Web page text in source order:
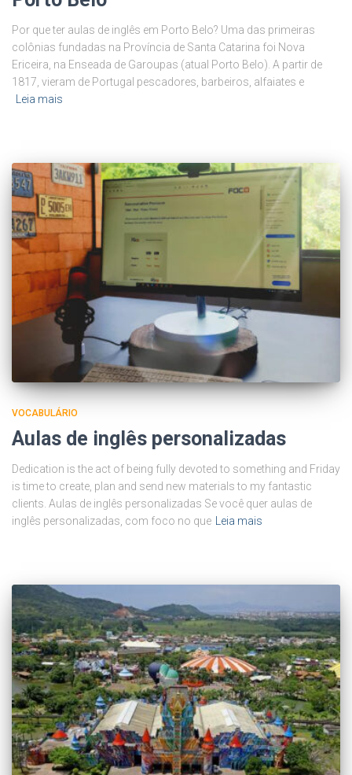
Por que ter aulas de inglês em Porto Belo? Uma das primeiras
colônias fundadas na Província de Santa Catarina foi Nova
Ericeira, na Enseada de Garoupas (atual Porto Belo). A partir de
1817, vieram de Portugal pescadores, barbeiros, alfaiates e
Leia mais
VOCABULÁRIO
Aulas de inglês personalizadas
Dedication is the act of being fully devoted to something and Friday
is time to create, plan and send new materials to my fantastic
clients. Aulas de inglês personalizadas Se você quer aulas de
inglês personalizadas, com foco no que
Leia mais